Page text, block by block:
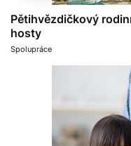
Pětihvězdičkový
hosty
Spolupráce